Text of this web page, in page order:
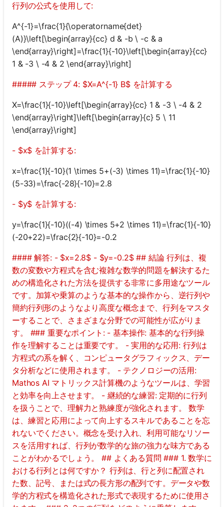
行列の公式を使用して:
A^{-1}=\frac{1}{\operatorname{det}
(A)}\left[\begin{array}{cc} d & -b \ -c & a
\end{array}\right]=\frac{1}{-10}\left[\begin{array}{cc}
1 & -3 \ -4 & 2 \end{array}\right]
##### ステップ 4: $X=A^{-1} B$ を計算する
X=\frac{1}{-10}\left[\begin{array}{cc} 1 & -3 \ -4 & 2
\end{array}\right]\left[\begin{array}{c} 5 \ 11
\end{array}\right]
- $x$ を計算する:
x=\frac{1}{-10}(1 \times 5+(-3) \times 11)=\frac{1}{-10}
(5-33)=\frac{-28}{-10}=2.8
- $y$ を計算する:
y=\frac{1}{-10}((-4) \times 5+2 \times 11)=\frac{1}{-10}
(-20+22)=\frac{2}{-10}=-0.2
#### 解答: - $x=2.8$ - $y=-0.2$ ## 結論 行列は、複
数の変数や方程式を含む複雑な数学的問題を解決するた
めの構造化された方法を提供する非常に多用途なツール
です。加算や乗算のような基本的な操作から、逆行列や
簡約行列形のようなより高度な概念まで、行列をマスタ
ーすることで、さまざまな分野での可能性が広がりま
す。 ### 重要なポイント: - 基本操作: 基本的な行列操
作を理解することは重要です。 - 実用的な応用: 行列は
方程式の系を解く、コンピュータグラフィックス、デー
タ分析などに使用されます。 - テクノロジーの活用:
Mathos AI マトリックス計算機のようなツールは、学習
と効率を向上させます。 - 継続的な練習: 定期的に行列
を扱うことで、理解力と熟練度が強化されます。 数学
は、練習と応用によって向上するスキルであることを忘
れないでください。概念を受け入れ、利用可能なリソー
スを活用すれば、行列が数学的な旅の強力な味方である
ことがわかるでしょう。 ## よくある質問 ### 1. 数学に
おける行列とは何ですか？ 行列は、行と列に配置され
た数、記号、または式の長方形の配列です。データや数
学的方程式を構造化された形式で表現するために使用さ